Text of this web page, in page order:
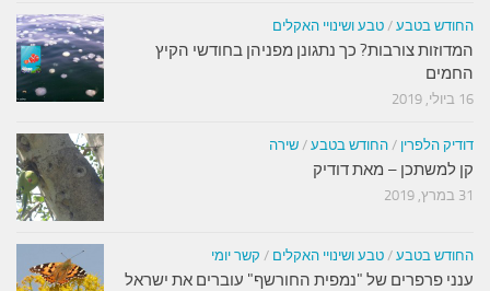
החודש בטבע / טבע ושינויי האקלים
המדוזות צורבות? כך נתגונן מפניהן בחודשי הקיץ
החמים
16 ביולי, 2019
דודיק הלפרין / החודש בטבע / שירה
קן למשתכן – מאת דודיק
31 במרץ, 2019
החודש בטבע / טבע ושינויי האקלים / קשר יומי
ענני פרפרים של "נמפית החורשף" עוברים את ישראל